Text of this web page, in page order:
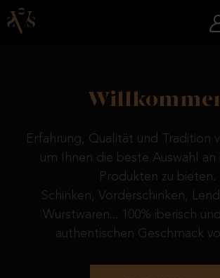
Erfahrung, Qualität und Tradition
um Ihnen die beste Auswahl an
Produkten zu bieten.
Schinken, Vorderschinken,
Wurstwaren... 100% iberisch
authentischen Geschmack